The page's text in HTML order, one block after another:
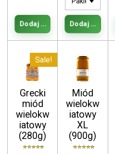
Dodaj do koszykaDodaj do
Sale!
Grecki
miód
wielokw
iatowy
(280g)
Miód
wielokw
iatowy
XL
(900g)